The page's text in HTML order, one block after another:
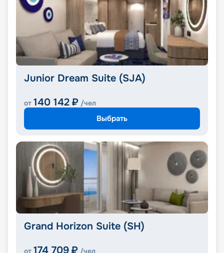
Junior Dream Suite (SJA)
от 140 142 ₽ /чел
Выбрать
Grand Horizon Suite (SH)
от 174 709 ₽ /чел